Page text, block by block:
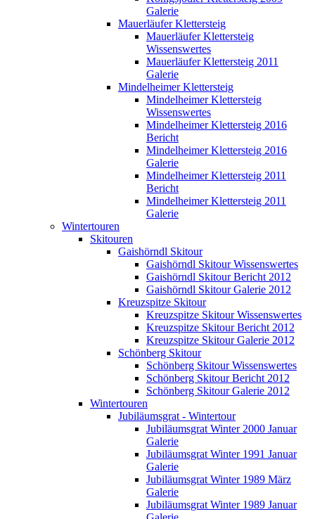
Galerie
Mauerläufer Klettersteig
Mauerläufer Klettersteig
Wissenswertes
Mauerläufer Klettersteig 2011
Galerie
Mindelheimer Klettersteig
Mindelheimer Klettersteig
Wissenswertes
Mindelheimer Klettersteig 2016
Bericht
Mindelheimer Klettersteig 2016
Galerie
Mindelheimer Klettersteig 2011
Bericht
Mindelheimer Klettersteig 2011
Galerie
Wintertouren
Skitouren
Gaishörndl Skitour
Gaishörndl Skitour Wissenswertes
Gaishörndl Skitour Bericht 2012
Gaishörndl Skitour Galerie 2012
Kreuzspitze Skitour
Kreuzspitze Skitour Wissenswertes
Kreuzspitze Skitour Bericht 2012
Kreuzspitze Skitour Galerie 2012
Schönberg Skitour
Schönberg Skitour Wissenswertes
Schönberg Skitour Bericht 2012
Schönberg Skitour Galerie 2012
Wintertouren
Jubiläumsgrat - Wintertour
Jubiläumsgrat Winter 2000 Januar
Galerie
Jubiläumsgrat Winter 1991 Januar
Galerie
Jubiläumsgrat Winter 1989 März
Galerie
Jubiläumsgrat Winter 1989 Januar